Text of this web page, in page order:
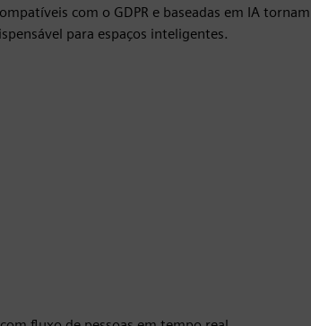
com o GDPR e baseadas em IA
para espaços inteligentes.